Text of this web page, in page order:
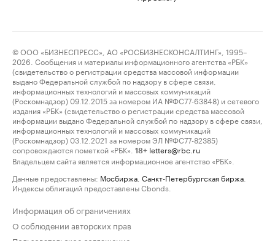
© ООО «БИЗНЕСПРЕСС», АО «РОСБИЗНЕСКОНСАЛТИНГ», 1995–
2026. Сообщения и материалы информационного агентства «РБК»
(свидетельство о регистрации средства массовой информации
выдано Федеральной службой по надзору в сфере связи,
информационных технологий и массовых коммуникаций
(Роскомнадзор) 09.12.2015 за номером ИА №ФС77-63848) и сетевого
издания «РБК» (свидетельство о регистрации средства массовой
информации выдано Федеральной службой по надзору в сфере связи,
информационных технологий и массовых коммуникаций
(Роскомнадзор) 03.12.2021 за номером ЭЛ №ФС77-82385)
сопровождаются пометкой «РБК».
18+ letters@rbc.ru
Владельцем сайта является информационное агентство «РБК».
Данные предоставлены: Мосбиржа Санкт-Петербургская биржа
Индексы облигаций предоставлены Cbonds.
Информация об ограничениях
О соблюдении авторских прав